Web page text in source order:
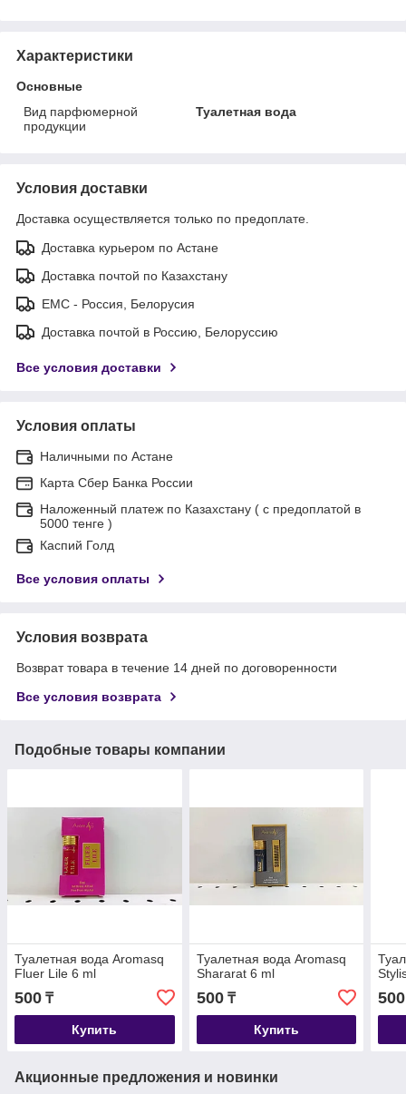
Характеристики
Основные
Вид парфюмерной
продукции
Туалетная вода
Условия доставки
Доставка осуществляется только по предоплате.
Доставка курьером по Астане
Доставка почтой по Казахстану
ЕМС - Россия, Белорусия
Доставка почтой в Россию, Белоруссию
Все условия доставки
Условия оплаты
Наличными по Астане
Карта Сбер Банка России
Наложенный платеж по Казахстану ( с предоплатой в
5000 тенге )
Каспий Голд
Все условия оплаты
Условия возврата
Возврат товара в течение 14 дней по договоренности
Все условия возврата
Подобные товары компании
Туалетная вода Aromasq
Fluer Lile 6 ml
500 ₸
Купить
Туалетная вода Aromasq
Shararat 6 ml
500₸
Купить
500
Акционные предложения и новинки